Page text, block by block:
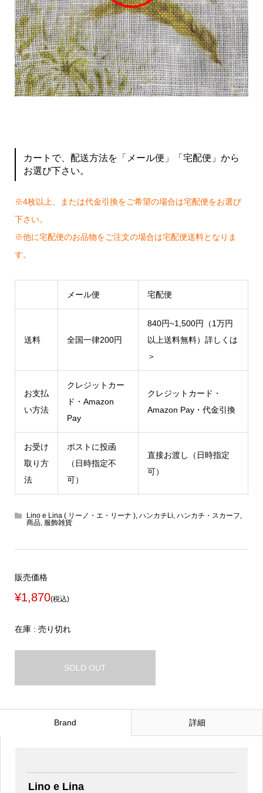
カートで、配送方法を「メール便」「宅配便」から
お選び下さい。
※4枚以上、または代金引換をご希望の場合は宅配便をお選び
下さい。
※他に宅配便のお品物をご注文の場合は宅配便送料となりま
す。
メール便 宅配便
送料 全国一律200円
840円~1,500円（1万円
以上送料無料） 詳しくは
＞
お支払
い方法
クレジットカー
ド・Amazon
Pay
クレジットカード・
Amazon Pay・代金引換
お受け
取り方
法
ポストに投函
（日時指定不
可）
直接お渡し（日時指定
可）
Lino e Lina ( リーノ・エ・リーナ ), ハンカチLi, ハンカチ・スカーフ,
商品, 服飾雑貨
販売価格
¥1,870(税込)
在庫 : 売り切れ
SOLD OUT
Brand 詳細
Lino e Lina